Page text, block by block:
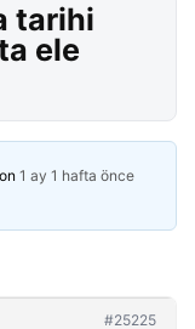
tarihi
ele
1 ay 1 hafta önce
#25225